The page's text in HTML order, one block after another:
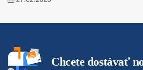
Chcete dostávať